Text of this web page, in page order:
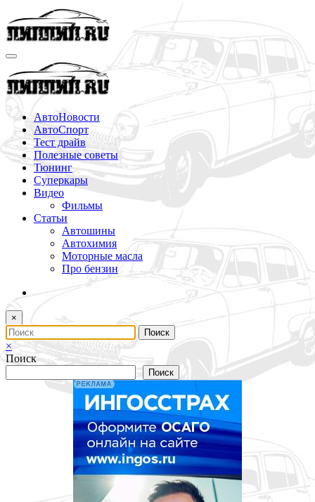
Перейти
к
содержимому
АвтоНовости
АвтоСпорт
Тест драйв
Полезные советы
Тюнинг
Суперкары
Видео
Фильмы
Статьи
Автошины
Автохимия
Моторные масла
Про бензин
×
×
Поиск
Поиск